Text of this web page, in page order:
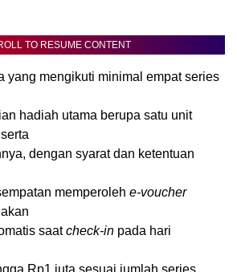
TO RESUME CONTENT
yang mengikuti minimal empat series
hadiah utama berupa satu unit
dengan syarat dan ketentuan
memperoleh e-voucher
saatcheck-in pada hari
Rp1 juta sesuai jumlah series